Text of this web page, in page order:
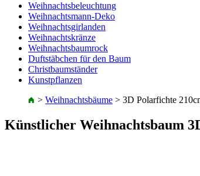
Weihnachtsbeleuchtung
Weihnachtsmann-Deko
Weihnachtsgirlanden
Weihnachtskränze
Weihnachtsbaumrock
Duftstäbchen für den Baum
Christbaumständer
Kunstpflanzen
> Weihnachtsbäume > 3D Polarfichte
Künstlicher Weihnachtsbaum